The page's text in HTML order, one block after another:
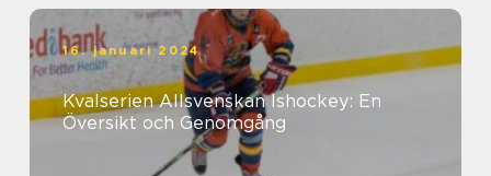
16. januari 2024
Kvalserien Allsvenskan Ishockey: En
Översikt och Genomgång